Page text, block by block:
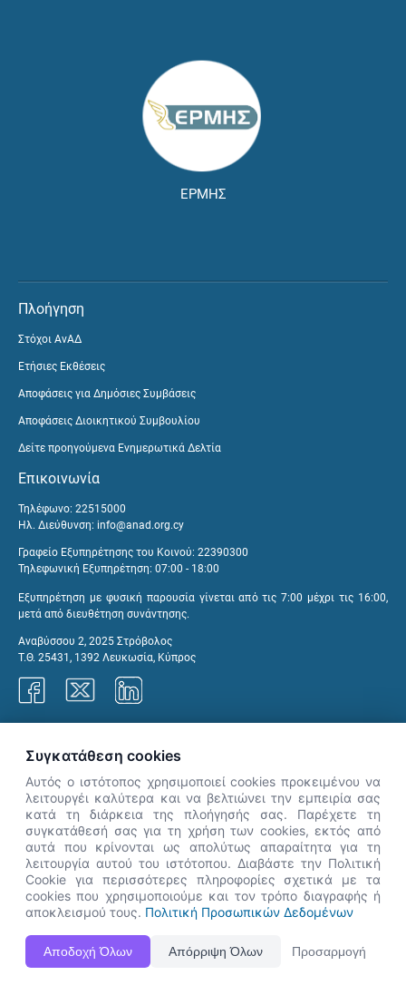
ΕΡΜΗΣ
Πλοήγηση
Στόχοι ΑνΑΔ
Ετήσιες Εκθέσεις
Αποφάσεις για Δημόσιες Συμβάσεις
Αποφάσεις Διοικητικού Συμβουλίου
Δείτε προηγούμενα Ενημερωτικά Δελτία
Επικοινωνία
Τηλέφωνο: 22515000
Ηλ. Διεύθυνση: info@anad.org.cy
Γραφείο Εξυπηρέτησης του Κοινού: 22390300
Τηλεφωνική Εξυπηρέτηση: 07:00 - 18:00
Εξυπηρέτηση με φυσική παρουσία γίνεται από τις 7:00 μέχρι τις 16:00,
μετά από διευθέτηση συνάντησης.
Αναβύσσου 2, 2025 Στρόβολος
Τ.Θ. 25431, 1392 Λευκωσία, Κύπρος
Η Ιστοσελίδα ΑνΑΔ είναι πλήρως συμβατή με τις νεότερες εκδόσεις, Google Chrome, Mozilla Firefox,
Apple Safari καθώς και Internet Explorer.
👋 Καλώς ήρθες! Είμαι η Νόησις.
Πες μου πώς μπορώ να σε βοηθήσω
σήμερα.
Συγκατάθεση cookies
Αυτός ο ιστότοπος χρησιμοποιεί cookies προκειμένου να
λειτουργέι καλύτερα και να βελτιώνει την εμπειρία σας
κατά τη διάρκεια της πλοήγησής σας. Παρέχετε τη
συγκατάθεσή σας για τη χρήση των cookies, εκτός από
αυτά που κρίνονται ως απολύτως απαραίτητα για τη
λειτουργία αυτού του ιστότοπου. Διαβάστε την Πολιτική
Cookie για περισσότερες πληροφορίες σχετικά με τα
cookies που χρησιμοποιούμε και τον τρόπο διαγραφής ή
αποκλεισμού τους. Πολιτική Προσωπικών Δεδομένων
Αποδοχή Όλων Απόρριψη Όλων Προσαρμογή